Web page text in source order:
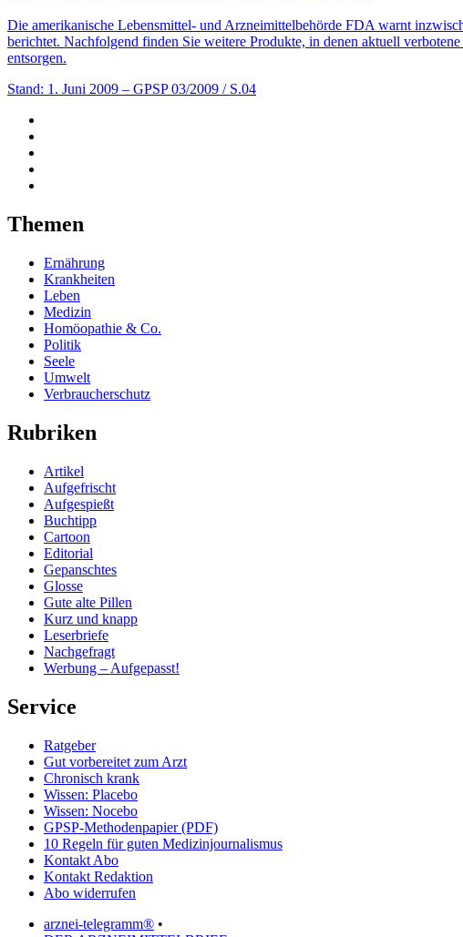
Die amerikanische Lebensmittel- und Arzneimittelbehörde FDA warnt
berichtet. Nachfolgend finden Sie weitere Produkte, in denen aktuell
entsorgen.
Stand: 1. Juni 2009 – GPSP 03/2009 / S.04
Themen
Ernährung
Krankheiten
Leben
Medizin
Homöopathie & Co.
Politik
Seele
Umwelt
Verbraucherschutz
Rubriken
Artikel
Aufgefrischt
Aufgespießt
Buchtipp
Cartoon
Editorial
Gepanschtes
Glosse
Gute alte Pillen
Kurz und knapp
Leserbriefe
Nachgefragt
Werbung – Aufgepasst!
Service
Ratgeber
Gut vorbereitet zum Arzt
Chronisch krank
Wissen: Placebo
Wissen: Nocebo
GPSP-Methodenpapier (PDF)
10 Regeln für guten Medizinjournalismus
Kontakt Abo
Kontakt Redaktion
Abo widerrufen
arznei-telegramm® •